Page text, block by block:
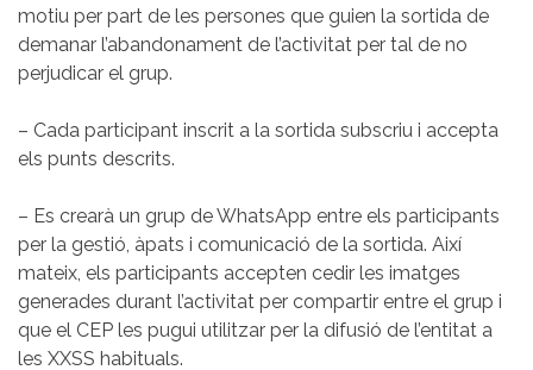
motiu per part de les persones que guien la sortida de
demanar l’abandonament de l’activitat per tal de no
perjudicar el grup.
– Cada participant inscrit a la sortida subscriu i accepta
els punts descrits.
– Es crearà un grup de WhatsApp entre els participants
per la gestió, àpats i comunicació de la sortida. Així
mateix, els participants accepten cedir les imatges
generades durant l’activitat per compartir entre el grup i
que el CEP les pugui utilitzar per la difusió de l’entitat a
les XXSS habituals.